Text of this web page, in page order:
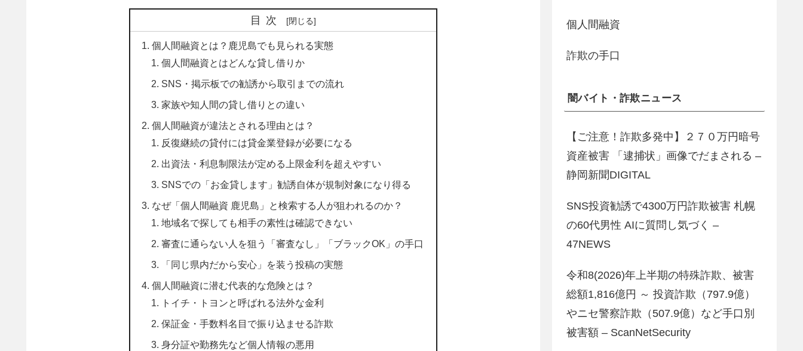
目次
個人間融資とは？鹿児島でも見られる実態
個人間融資とはどんな貸し借りか
SNS・掲示板での勧誘から取引までの流れ
家族や知人間の貸し借りとの違い
個人間融資が違法とされる理由とは？
反復継続の貸付には貸金業登録が必要になる
出資法・利息制限法が定める上限金利を超えやすい
SNSでの「お金貸します」勧誘自体が規制対象になり得る
なぜ「個人間融資 鹿児島」と検索する人が狙われるのか？
地域名で探しても相手の素性は確認できない
審査に通らない人を狙う「審査なし」「ブラックOK」の手口
「同じ県内だから安心」を装う投稿の実態
個人間融資に潜む代表的な危険とは？
トイチ・トヨンと呼ばれる法外な金利
保証金・手数料名目で振り込ませる詐欺
身分証や勤務先など個人情報の悪用
個人間融資
詐欺の手口
闇バイト・詐欺ニュース
【ご注意！詐欺多発中】２７０万円暗号
資産被害 「逮捕状」画像でだまされる –
静岡新聞DIGITAL
SNS投資勧誘で4300万円詐欺被害 札幌
の60代男性 AIに質問し気づく –
47NEWS
令和8(2026)年上半期の特殊詐欺、被害
総額1,816億円 ～ 投資詐欺（797.9億）
やニセ警察詐欺（507.9億）など手口別
被害額 – ScanNetSecurity